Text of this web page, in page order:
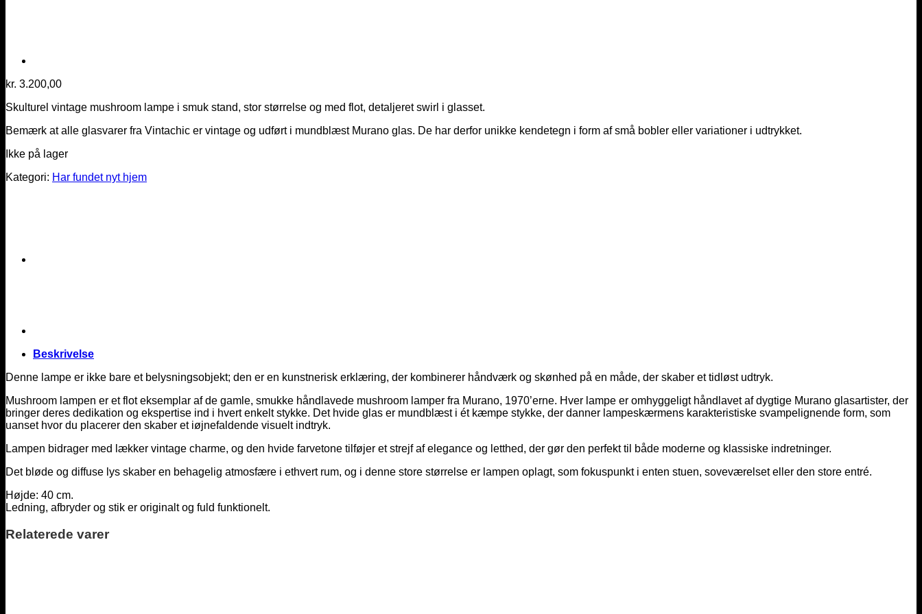
kr. 3.200,00
Skulturel vintage mushroom lampe i smuk stand, stor størrelse og med flot, detaljeret swirl i glasset.
Bemærk at alle glasvarer fra Vintachic er vintage og udført i mundblæst Murano glas. De har derfor unikke kendetegn i form af små bobler eller variationer i udtrykket.
Ikke på lager
Kategori: Har fundet nyt hjem
Beskrivelse
Denne lampe er ikke bare et belysningsobjekt; den er en kunstnerisk erklæring, der kombinerer håndværk og skønhed på en måde, der skaber et tidløst udtryk.
Mushroom lampen er et flot eksemplar af de gamle, smukke håndlavede mushroom lamper fra Murano, 1970’erne. Hver lampe er omhyggeligt håndlavet af dygtige Murano glasartister, der
bringer deres dedikation og ekspertise ind i hvert enkelt stykke. Det hvide glas er mundblæst i ét kæmpe stykke, der danner lampeskærmens karakteristiske svampelignende form, som
uanset hvor du placerer den skaber et iøjnefaldende visuelt indtryk.
Lampen bidrager med lækker vintage charme, og den hvide farvetone tilføjer et strejf af elegance og letthed, der gør den perfekt til både moderne og klassiske indretninger.
Det bløde og diffuse lys skaber en behagelig atmosfære i ethvert rum, og i denne store størrelse er lampen oplagt, som fokuspunkt i enten stuen, soveværelset eller den store entré.
Højde: 40 cm.
Ledning, afbryder og stik er originalt og fuld funktionelt.
Relaterede varer